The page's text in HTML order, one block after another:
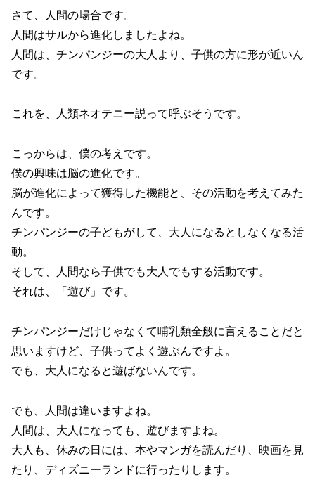
さて、人間の場合です。
人間はサルから進化しましたよね。
人間は、チンパンジーの大人より、子供の方に形が近いん
です。
これを、人類ネオテニー説って呼ぶそうです。
こっからは、僕の考えです。
僕の興味は脳の進化です。
脳が進化によって獲得した機能と、その活動を考えてみた
んです。
チンパンジーの子どもがして、大人になるとしなくなる活
動。
そして、人間なら子供でも大人でもする活動です。
それは、「遊び」です。
チンパンジーだけじゃなくて哺乳類全般に言えることだと
思いますけど、子供ってよく遊ぶんですよ。
でも、大人になると遊ばないんです。
でも、人間は違いますよね。
人間は、大人になっても、遊びますよね。
大人も、休みの日には、本やマンガを読んだり、映画を見
たり、ディズニーランドに行ったりします。